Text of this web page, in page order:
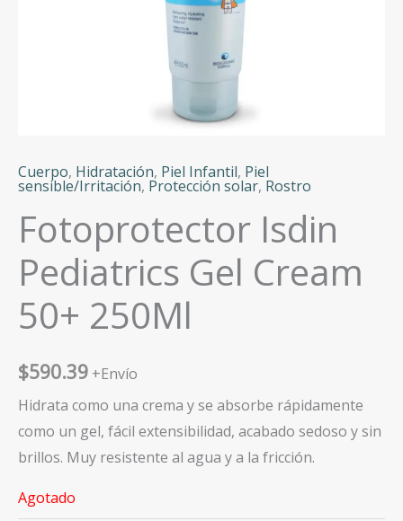
Cuerpo, Hidratación, Piel Infantil, Piel
sensible/Irritación, Protección solar, Rostro
Fotoprotector Isdin
Pediatrics Gel Cream
50+ 250Ml
$590.39 +Envío
Hidrata como una crema y se absorbe rápidamente
como un gel, fácil extensibilidad, acabado sedoso y sin
brillos. Muy resistente al agua y a la fricción.
Agotado